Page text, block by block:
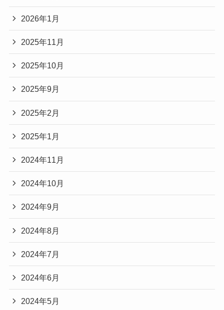
2026年1月
2025年11月
2025年10月
2025年9月
2025年2月
2025年1月
2024年11月
2024年10月
2024年9月
2024年8月
2024年7月
2024年6月
2024年5月